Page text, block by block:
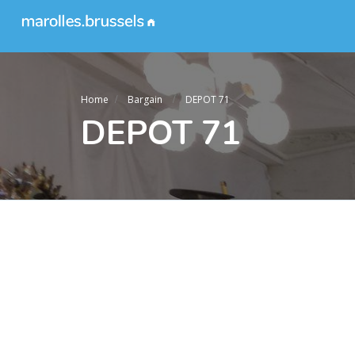
Home Bargain DEPOT 71
DEPOT 71